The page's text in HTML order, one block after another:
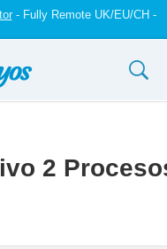
- Fully Remote UK/EU/CH -
2